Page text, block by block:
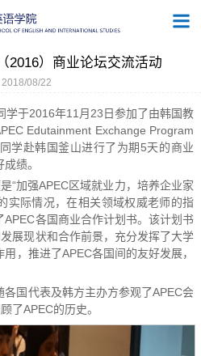
2016）商业论坛交流活动
2018/08/22
学于2016年11月23日参加了由韩国教
Edutainment Exchange Program
学赴韩国釜山进行了为期5天的商业
绩。
“加强APEC区域就业力，培养企业家
实际情况，在相关领域权威老师的指
各国商业合作计划书。该计划书
展现状和合作前景，充分发挥了大学
，推进了APEC各国间的友好发展，
国代表及韩方主办方参观了APEC会
了APEC的历史。